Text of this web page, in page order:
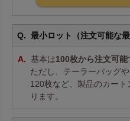
最小ロット（注文可能な
基本は100枚から注文可能
ただし、テーラーバッグ
120枚など、製品のカー
ります。